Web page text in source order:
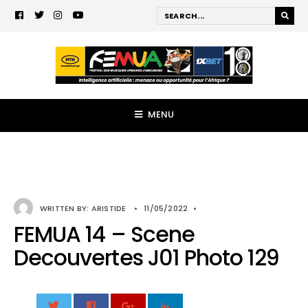
MENU
WRITTEN BY: ARISTIDE • 11/05/2022 •
FEMUA 14 – Scene
Decouvertes J01 Photo 129